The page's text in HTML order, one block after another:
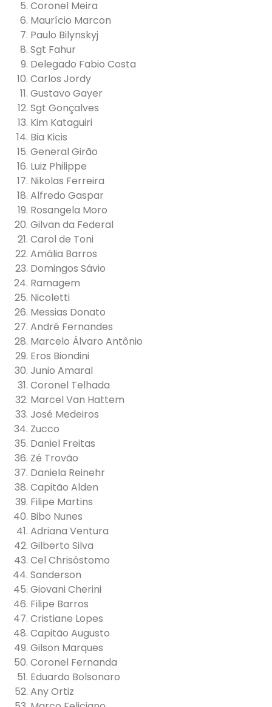
Coronel Meira
Maurício Marcon
Paulo Bilynskyj
Sgt Fahur
Delegado Fabio Costa
Carlos Jordy
Gustavo Gayer
Sgt Gonçalves
Kim Kataguiri
Bia Kicis
General Girão
Luiz Philippe
Nikolas Ferreira
Alfredo Gaspar
Rosangela Moro
Gilvan da Federal
Carol de Toni
Amália Barros
Domingos Sávio
Ramagem
Nicoletti
Messias Donato
André Fernandes
Marcelo Álvaro Antônio
Eros Biondini
Junio Amaral
Coronel Telhada
Marcel Van Hattem
José Medeiros
Zucco
Daniel Freitas
Zé Trovão
Daniela Reinehr
Capitão Alden
Filipe Martins
Bibo Nunes
Adriana Ventura
Gilberto Silva
Cel Chrisóstomo
Sanderson
Giovani Cherini
Filipe Barros
Cristiane Lopes
Capitão Augusto
Gilson Marques
Coronel Fernanda
Eduardo Bolsonaro
Any Ortiz